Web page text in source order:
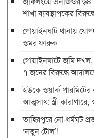
শাখা ব্যবস্থাপকের
গোয়াইনঘাট থানায়
ওমর ফারুক
গোয়াইনঘাটে জমি
৭ জনের বিরুদ্ধে
ইউকে ওয়ার্ক
আত্মসাৎ: স্ত্রী
তাহিরপুরে নৌ-ধর্মঘট
‘নতুন টোল’!